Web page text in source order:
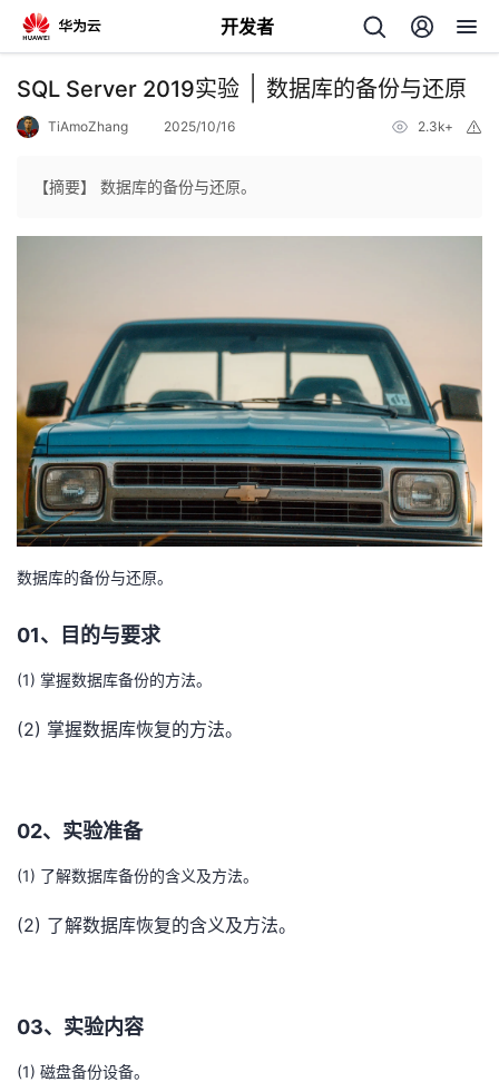
开发者
返
页
开
发
者
我
的
我
我
开
发
的
Programs
我
的
SQL Server 2019实验 │ 数据库的备份与还原
TiAmoZhang 2025/10/16 2.3k+
【摘要】 数据库的备份与还原。
数据库的备份与还原。
01、 目的与要求
(1) 掌握数据库备份的方法。
(2) 掌握数据库恢复的方法。
02、 实验准备
(1) 了解数据库备份的含义及方法。
(2) 了解数据库恢复的含义及方法。
03、 实验内容
(1) 磁盘备份设备。